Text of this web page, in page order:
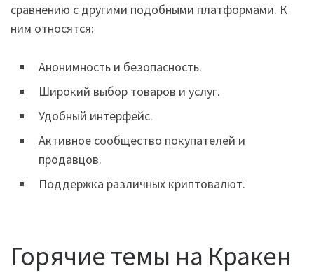
сравнению с другими подобными платформами. К
ним относятся:
Анонимность и безопасность.
Широкий выбор товаров и услуг.
Удобный интерфейс.
Активное сообщество покупателей и
продавцов.
Поддержка различных криптовалют.
Горячие темы на Кракен